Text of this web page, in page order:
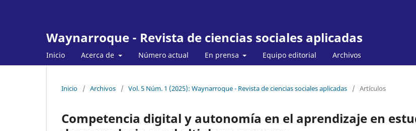
Waynarroque - Revista de ciencias sociales aplicadas
Inicio Acerca de Número actual En prensa Equipo editorial Archivos
Inicio / Archivos / Vol. 5 Núm. 1 (2025): Waynarroque - Revista de ciencias sociales aplicadas / Artículos
Competencia digital y autonomía en el aprendizaje en